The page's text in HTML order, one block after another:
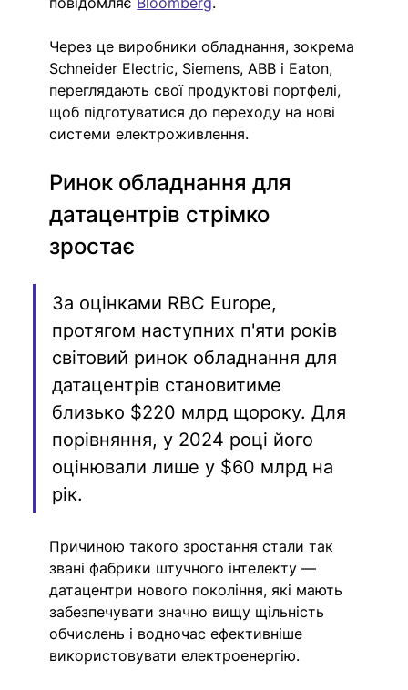
Через це виробники обладнання, зокрема
Schneider Electric, Siemens, ABB і Eaton,
переглядають свої продуктові портфелі,
щоб підготуватися до переходу на нові
системи електроживлення.
Ринок обладнання для
датацентрів стрімко
зростає
За оцінками RBC Europe,
протягом наступних п'яти років
світовий ринок обладнання для
датацентрів становитиме
близько $220 млрд щороку. Для
порівняння, у 2024 році його
оцінювали лише у $60 млрд на
рік.
Причиною такого зростання стали так
звані фабрики штучного інтелекту —
датацентри нового покоління, які мають
забезпечувати значно вищу щільність
обчислень і водночас ефективніше
використовувати електроенергію.